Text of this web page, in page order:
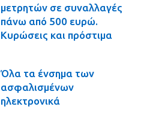
μετρητών σε συναλλαγές
πάνω από 500 ευρώ.
Κυρώσεις και πρόστιμα
Όλα τα ένσημα των
ασφαλισμένων
ηλεκτρονικά